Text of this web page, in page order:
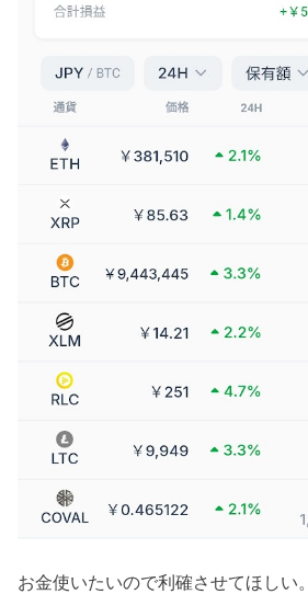
お金使いたいので利確させてほしい。